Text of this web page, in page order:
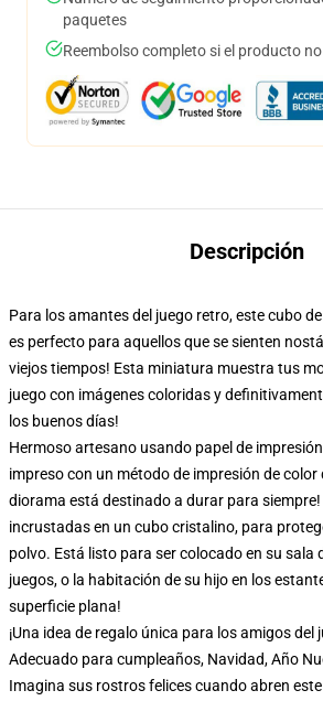
paquetes
Reembolso completo si el producto
Descripción
Para los amantes del juego retro, este cubo
es perfecto para aquellos que se sienten
viejos tiempos! Esta miniatura muestra tus
juego con imágenes coloridas y
los buenos días!
Hermoso artesano usando papel de
impreso con un método de impresión de color
diorama está destinado a durar para
incrustadas en un cubo cristalino, para
polvo. Está listo para ser colocado en su sala
juegos, o la habitación de su hijo en los
superficie plana!
¡Una idea de regalo única para los amigos del
Adecuado para cumpleaños, Navidad, Año
Imagina sus rostros felices cuando abren